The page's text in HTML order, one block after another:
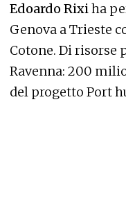
Edoardo Rixiha
Genova a Trieste
Cotone. Di risorse
Ravenna: 200
del progetto Port